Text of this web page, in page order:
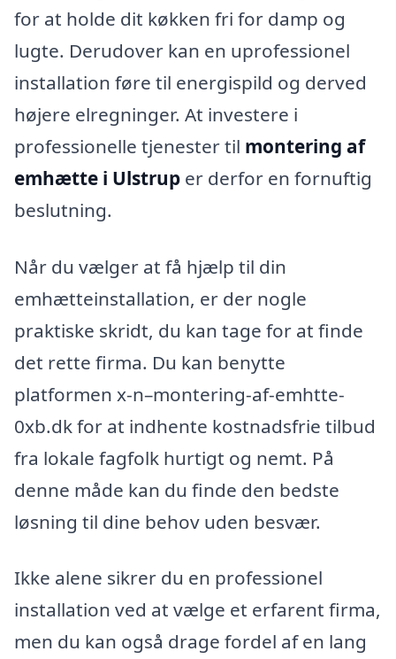
for at holde dit køkken fri for damp og
lugte. Derudover kan en uprofessionel
installation føre til energispild og derved
højere elregninger. At investere i
professionelle tjenester til montering af
emhætte i Ulstrup er derfor en fornuftig
beslutning.
Når du vælger at få hjælp til din
emhætteinstallation, er der nogle
praktiske skridt, du kan tage for at finde
det rette firma. Du kan benytte
platformen x-n–montering-af-emhtte-
0xb.dk for at indhente kostnadsfrie tilbud
fra lokale fagfolk hurtigt og nemt. På
denne måde kan du finde den bedste
løsning til dine behov uden besvær.
Ikke alene sikrer du en professionel
installation ved at vælge et erfarent firma,
men du kan også drage fordel af en lang